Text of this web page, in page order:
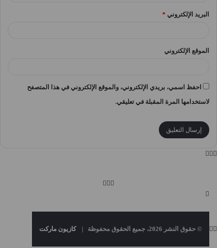
البريد الإلكتروني *
الموقع الإلكتروني
احفظ اسمي، بريدي الإلكتروني، والموقع الإلكتروني في هذا المتصفح
لاستخدامها المرة المقبلة في تعليقي.
© حقوق النشر 2026، جميع الحقوق محفوظة | كازيون ماركت